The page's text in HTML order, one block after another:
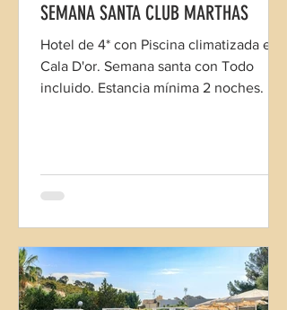
SEMANA SANTA CLUB MARTHAS
Hotel de 4* con Piscina climatizada en
Cala D'or. Semana santa con Todo
incluido. Estancia mínima 2 noches.